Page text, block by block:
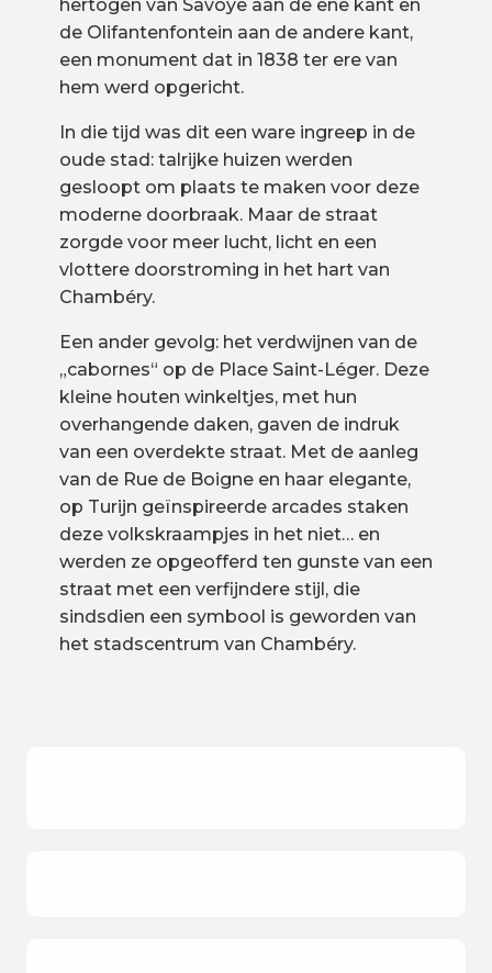
hertogen van Savoye aan de ene kant en
de Olifantenfontein aan de andere kant,
een monument dat in 1838 ter ere van
hem werd opgericht.
In die tijd was dit een ware ingreep in de
oude stad: talrijke huizen werden
gesloopt om plaats te maken voor deze
moderne doorbraak. Maar de straat
zorgde voor meer lucht, licht en een
vlottere doorstroming in het hart van
Chambéry.
Een ander gevolg: het verdwijnen van de
„cabornes“ op de Place Saint-Léger. Deze
kleine houten winkeltjes, met hun
overhangende daken, gaven de indruk
van een overdekte straat. Met de aanleg
van de Rue de Boigne en haar elegante,
op Turijn geïnspireerde arcades staken
deze volkskraampjes in het niet… en
werden ze opgeofferd ten gunste van een
straat met een verfijndere stijl, die
sindsdien een symbool is geworden van
het stadscentrum van Chambéry.